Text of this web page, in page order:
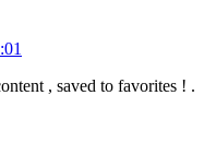
, saved to favorites ! .